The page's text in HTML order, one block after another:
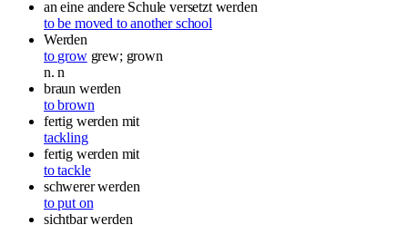
an eine andere Schule versetzt werden
to be moved to another school
Werden
to grow grew; grown
n.n
braun werden
to brown
fertig werden mit
tackling
fertig werden mit
to tackle
schwerer werden
to put on
sichtbar werden